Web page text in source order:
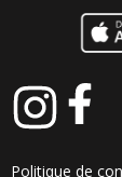
Politique de